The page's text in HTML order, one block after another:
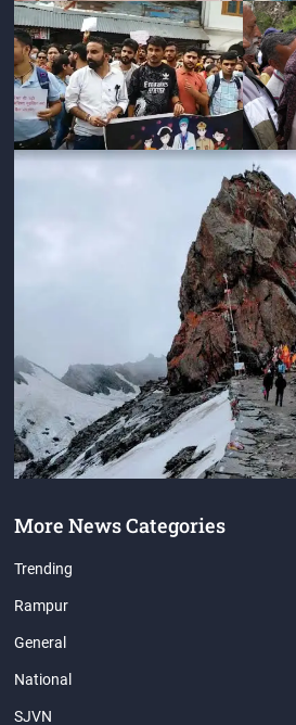
More News Categories
Trending
Rampur
General
National
SJVN